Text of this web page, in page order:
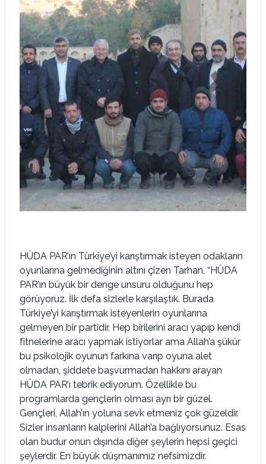
HÜDA PAR’ın Türkiye’yi karıştırmak isteyen odakların
oyunlarına gelmediğinin altını çizen Tarhan, “HÜDA
PAR’ın büyük bir denge unsuru olduğunu hep
görüyoruz. İlk defa sizlerle karşılaştık. Burada
Türkiye’yi karıştırmak isteyenlerin oyunlarına
gelmeyen bir partidir. Hep birilerini aracı yapıp kendi
fitnelerine aracı yapmak istiyorlar ama Allah’a şükür
bu psikolojik oyunun farkına varıp oyuna alet
olmadan, şiddete başvurmadan hakkını arayan
HÜDA PAR’ı tebrik ediyorum. Özellikle bu
programlarda gençlerin olması ayrı bir güzel.
Gençleri, Allah’ın yoluna sevk etmeniz çok güzeldir.
Sizler insanların kalplerini Allah’a bağlıyorsunuz. Esas
olan budur onun dışında diğer şeylerin hepsi geçici
şeylerdir. En büyük düşmanımız nefsimizdir.